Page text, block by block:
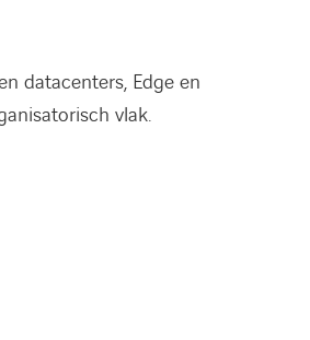
datacenters, Edge en
vlak.